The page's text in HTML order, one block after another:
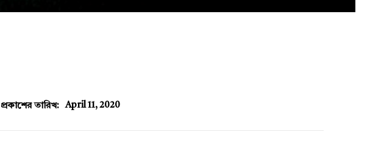
প্রকাশের তারিখ: April 11, 2020